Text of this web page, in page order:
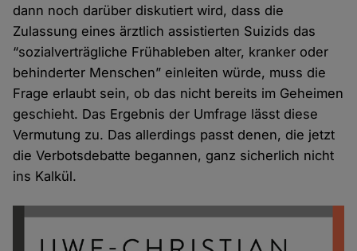
dann noch darüber diskutiert wird, dass die
Zulassung eines ärztlich assistierten Suizids das
“sozial­verträgliche Früh­ableben alter, kranker oder
behinderter Menschen” ein­leiten würde, muss die
Frage erlaubt sein, ob das nicht bereits im Geheimen
geschieht. Das Ergebnis der Umfrage lässt diese
Vermutung zu. Das aller­dings passt denen, die jetzt
die Verbots­debatte begannen, ganz sicherlich nicht
ins Kalkül.